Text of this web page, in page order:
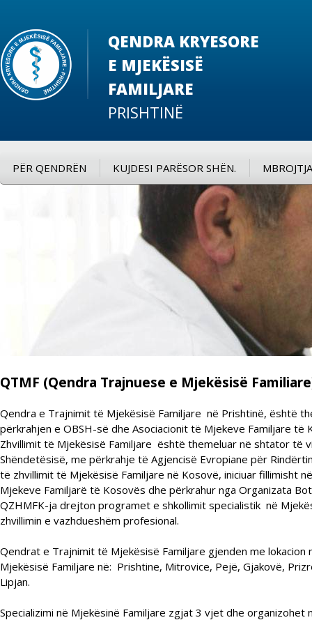
QENDRA KRYESORE
E MJEKËSISË
FAMILJARE
PRISHTINË
PËR QENDRËN KUJDESI PARËSOR SHËN.
QTMF (Qendra Trajnuese e Mjekësisë
Qendra e Trajnimit të Mjekësisë Familjare në Prishtinë, është
përkrahjen e OBSH-së dhe Asociacionit të Mjekeve Familjare të
Zhvillimit të Mjekësisë Familjare është themeluar në shtator të
Shëndetësisë, me përkrahje të Agjencisë Evropiane për
të zhvillimit të Mjekësisë Familjare në Kosovë, iniciuar fillimisht
Mjekeve Familjarë të Kosovës dhe përkrahur nga Organizata
QZHMFK-ja drejton programet e shkollimit specialistik në
zhvillimin e vazhdueshëm profesional.
Qendrat e Trajnimit të Mjekësisë Familjare gjenden me
Mjekësisë Familjare në: Prishtine, Mitrovice, Pejë, Gjakovë,
Lipjan.
Specializimi në Mjekësinë Familjare zgjat 3 vjet dhe organizohet